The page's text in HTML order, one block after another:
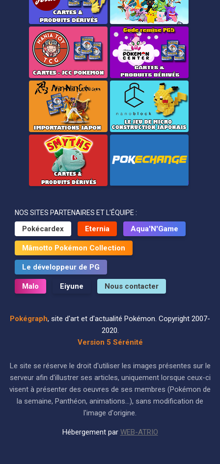
NOS SITES PARTENAIRES ET L’ÉQUIPE :
Pokécardex Eternia Aqua'N'Game
Mâmotto Pokémon Collection
Le développeur de PG
Malo Eiyune Nous contacter
Pokégraph, site d'art et d'actualité Pokémon. Copyright 2007-
2020.
Version 5 Sérénité
Le site se réserve le droit d'utiliser les images présentes sur le
serveur afin d'illustrer ses articles, uniquement lorsque ceux-ci
visent à présenter des oeuvres de ses membres (Pokémon de
la semaine, Panthéon, animations...), sans modification de
l'image d'origine.
Hébergement par WEB-ATRIO